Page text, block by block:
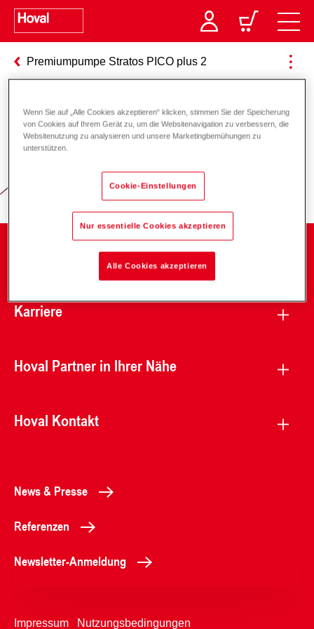
Premiumpumpe Stratos PICO plus 2
Verantwortung für Energie und
Karriere
Hoval Partner in Ihrer Nähe
Hoval Kontakt
News & Presse
Referenzen
Newsletter-Anmeldung
Impressum Nutzungsbedingungen
Wenn Sie auf „Alle Cookies akzeptieren“ klicken, stimmen Sie der Speicherung
von Cookies auf Ihrem Gerät zu, um die Websitenavigation zu verbessern, die
Websitenutzung zu analysieren und unsere Marketingbemühungen zu
unterstützen.
Cookie-Einstellungen
Nur essentielle Cookies akzeptieren
Alle Cookies akzeptieren